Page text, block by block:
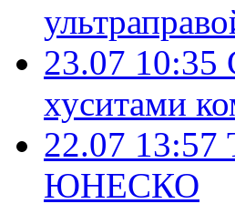
23.07 10:35
хуситами
22.07 13:57
ЮНЕСКО